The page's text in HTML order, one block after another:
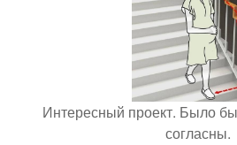
Интересный проект. Было
согласны.